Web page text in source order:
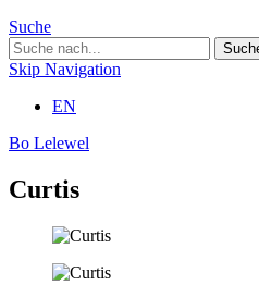
Suche
Skip Navigation
EN
Bo Lelewel
Curtis